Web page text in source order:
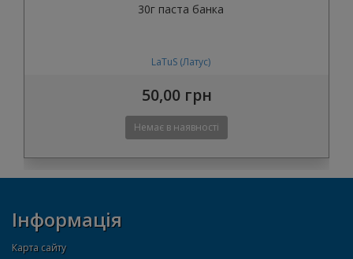
30г паста банка
LaTuS (Латус)
50,00 грн
Інформація
Карта сайту